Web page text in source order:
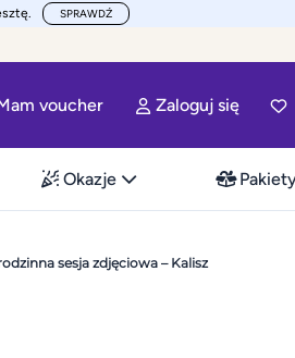
SPRAWDŹ
voucher Zaloguj się
Okazje
sesja zdjęciowa – Kalisz